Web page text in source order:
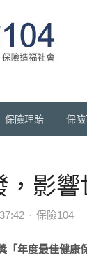
保險理賠 保
，影
Author
保險104
「年度最佳健康